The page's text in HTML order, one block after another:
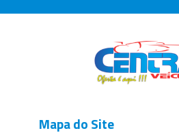
Mapa do Site